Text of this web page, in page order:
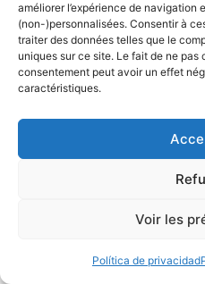
améliorer l’expérience de
(non-)personnalisées. Consentir à
traiter des données telles que le
uniques sur ce site. Le fait de ne pas
consentement peut avoir un effet
caractéristiques.
Voir les
Política de privacidad